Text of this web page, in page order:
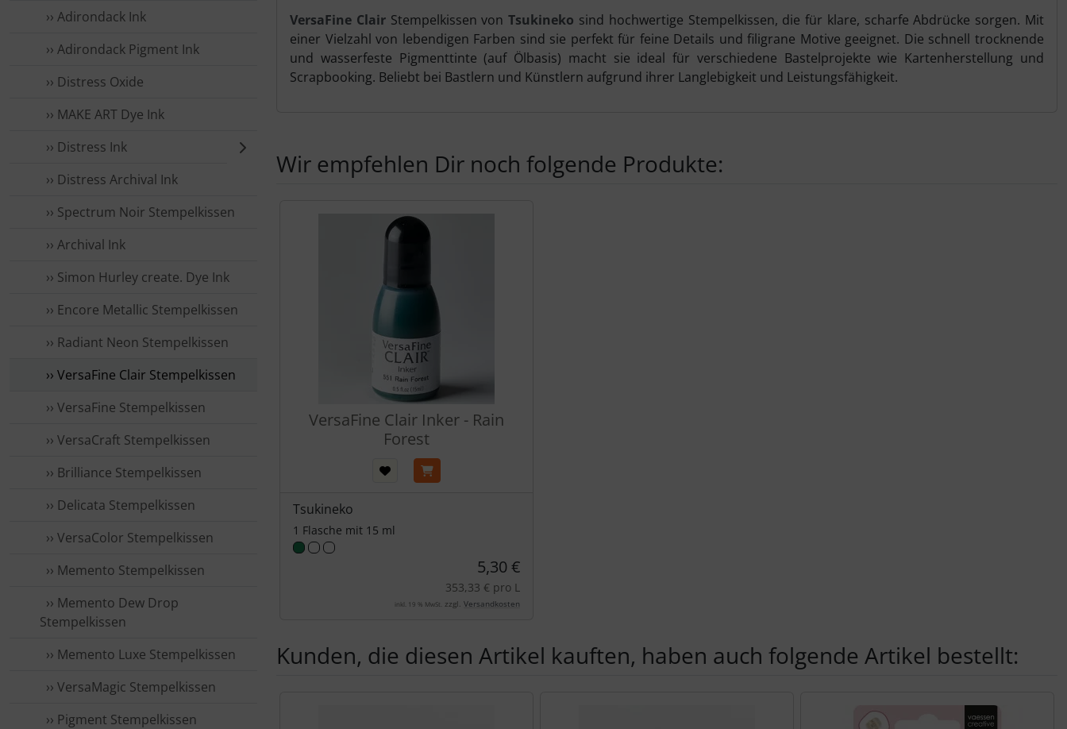
›› Adirondack Ink
›› Adirondack Pigment Ink
›› Distress Oxide
›› MAKE ART Dye Ink
›› Distress Ink
›› Distress Archival Ink
›› Spectrum Noir Stempelkissen
›› Archival Ink
›› Simon Hurley create. Dye Ink
›› Encore Metallic Stempelkissen
›› Radiant Neon Stempelkissen
›› VersaFine Clair Stempelkissen
›› VersaFine Stempelkissen
›› VersaCraft Stempelkissen
›› Brilliance Stempelkissen
›› Delicata Stempelkissen
›› VersaColor Stempelkissen
›› Memento Stempelkissen
›› Memento Dew Drop
Stempelkissen
›› Memento Luxe Stempelkissen
›› VersaMagic Stempelkissen
›› Pigment Stempelkissen
Produktbeschreibung
VersaFine ClairStempelkissen vonTsukineko sind hochwertige Stempelkissen, die für klare, scharfe Abdrücke sorgen. Mit
einer Vielzahl von lebendigen Farben sind sie perfekt für feine Details und filigrane Motive geeignet. Die schnell trocknende
und wasserfeste Pigmenttinte (auf Ölbasis) macht sie ideal für verschiedene Bastelprojekte wie Kartenherstellung und
Scrapbooking. Beliebt bei Bastlern und Künstlern aufgrund ihrer Langlebigkeit und Leistungsfähigkeit.
Wir empfehlen Dir noch folgende Produkte:
VersaFine Clair Inker - Rain
Forest
Tsukineko
1 Flasche mit 15 ml
5,30 €
353,33 € pro L
inkl. 19 % MwSt. zzgl. Versandkosten
Kunden, die diesen Artikel kauften, haben auch folgende Artikel bestellt: